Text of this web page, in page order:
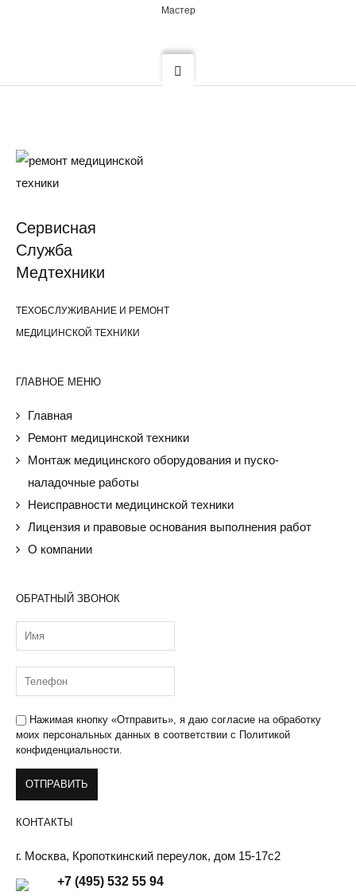
Мастер
Cервисная
Cлужба
Медтехники
ТЕХОБСЛУЖИВАНИЕ И РЕМОНТ
МЕДИЦИНСКОЙ ТЕХНИКИ
ГЛАВНОЕ МЕНЮ
Главная
Ремонт медицинской техники
Монтаж медицинского оборудования и пуско-
наладочные работы
Неисправности медицинской техники
Лицензия и правовые основания выполнения работ
О компании
ОБРАТНЫЙ ЗВОНОК
Нажимая кнопку «Отправить», я даю согласие на обработку
моих персональных данных в соответствии с Политикой
конфиденциальности.
КОНТАКТЫ
г. Москва, Кропоткинский переулок, дом 15-17с2
+7 (495) 532 55 94